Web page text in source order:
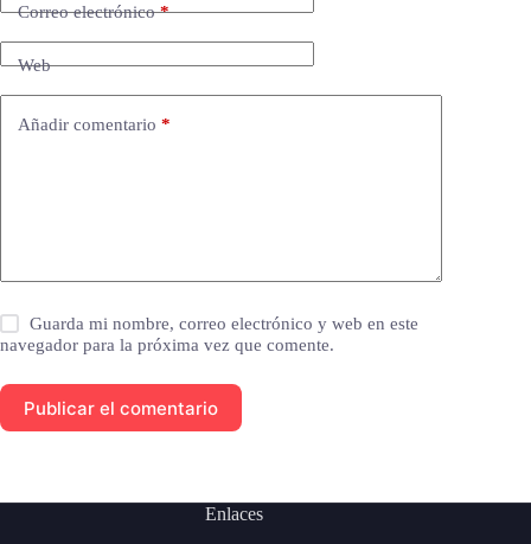
Correo electrónico*
Web
Añadir comentario *
Guarda mi nombre, correo electrónico y web en este
navegador para la próxima vez que comente.
Publicar el comentario
Enlaces